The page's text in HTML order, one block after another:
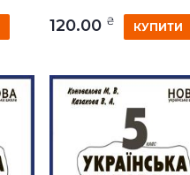
120.00 ₴ КУПИТИ